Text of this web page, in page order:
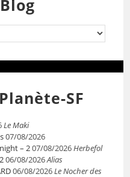
SF
Le Maki
07/08/2026
– 207/08/2026Herbefol
06/08/2026Alias
06/08/2026Le Nocher des